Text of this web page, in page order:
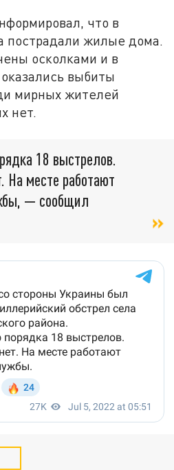
что в
пострадали жилые дома.
осколками и в
выбиты
мирных жителей
нет.
18 выстрелов.
На месте работают
— сообщил